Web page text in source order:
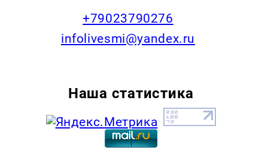
+79023790276
infolivesmi@yandex.ru
Наша статистика